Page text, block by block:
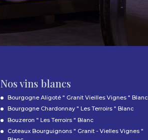
Nos vins blancs
Bourgogne Aligoté " Granit Vieilles Vignes " Blanc
Bourgogne Chardonnay " Les Terroirs " Blanc
Bouzeron " Les Terroirs " Blanc
Coteaux Bourguignons " Granit - Vielles Vignes "